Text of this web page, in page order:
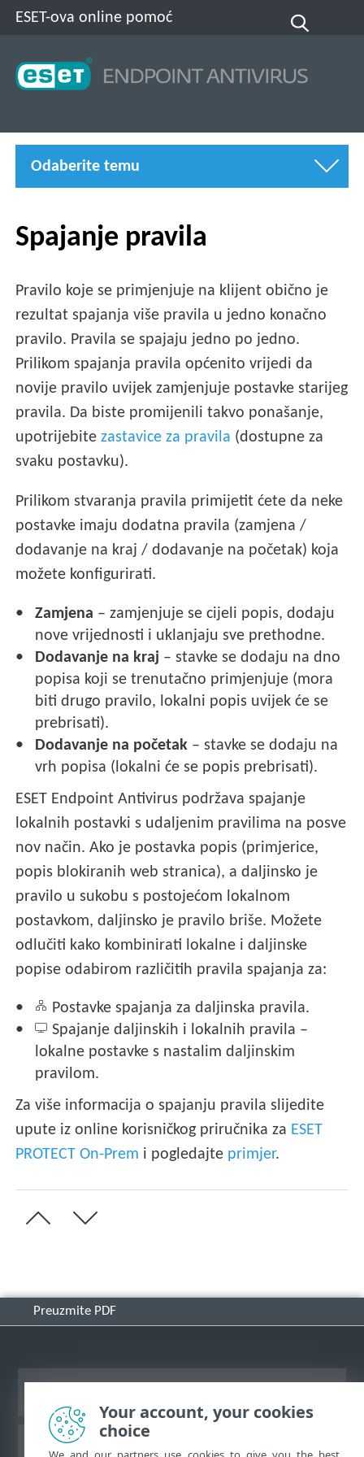
ESET-ova online pomoć
Odaberite temu
Spajanje pravila
Pravilo koje se primjenjuje na klijent obično je
rezultat spajanja više pravila u jedno konačno
pravilo. Pravila se spajaju jedno po jedno.
Prilikom spajanja pravila općenito vrijedi da
novije pravilo uvijek zamjenjuje postavke starijeg
pravila. Da biste promijenili takvo ponašanje,
upotrijebitezastavice za pravila (dostupne za
svaku postavku).
Prilikom stvaranja pravila primijetit ćete da neke
postavke imaju dodatna pravila (zamjena /
dodavanje na kraj / dodavanje na početak) koja
možete konfigurirati.
Zamjena – zamjenjuje se cijeli popis, dodaju
nove vrijednosti i uklanjaju sve prethodne.
Dodavanje na kraj – stavke se dodaju na dno
popisa koji se trenutačno primjenjuje (mora
biti drugo pravilo, lokalni popis uvijek će se
prebrisati).
Dodavanje na početak – stavke se dodaju na
vrh popisa (lokalni će se popis prebrisati).
ESET Endpoint Antivirus podržava spajanje
lokalnih postavki s udaljenim pravilima na posve
nov način. Ako je postavka popis (primjerice,
popis blokiranih web stranica), a daljinsko je
pravilo u sukobu s postojećom lokalnom
postavkom, daljinsko je pravilo briše. Možete
odlučiti kako kombinirati lokalne i daljinske
popise odabirom različitih pravila spajanja za:
Postavke spajanja za daljinska pravila.
Spajanje daljinskih i lokalnih pravila –
lokalne postavke s nastalim daljinskim
pravilom.
Za više informacija o spajanju pravila slijedite
upute iz online korisničkog priručnika za ESET
PROTECT On-Prem i pogledajte primjer.
Preuzmite PDF
ESET-ova baza znanja
Your account, your cookies
choice